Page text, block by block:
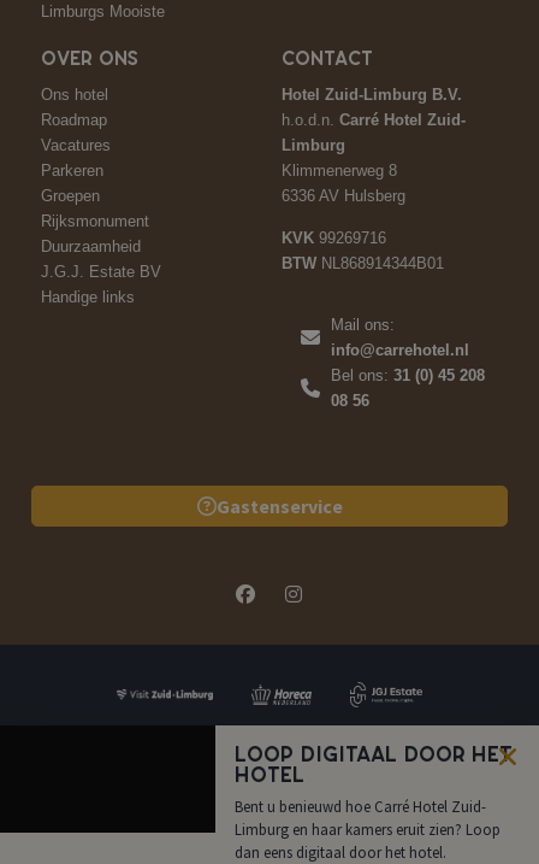
Limburgs Mooiste
OVER ONS
Ons hotel
Roadmap
Vacatures
Parkeren
Groepen
Rijksmonument
Duurzaamheid
J.G.J. Estate BV
Handige links
CONTACT
Hotel Zuid-Limburg B.V.
h.o.d.n. Carré Hotel Zuid-
Limburg
Klimmenerweg 8
6336 AV Hulsberg
KVK 99269716
BTW NL868914344B01
Mail ons:
info@carrehotel.nl
Bel ons: 31 (0) 45 208
08 56
Gastenservice
Offerte Boek nu Bel ons
Loop digitaal door het
hotel
Bent u benieuwd hoe Carré Hotel Zuid-
Limburg en haar kamers eruit zien? Loop
dan eens digitaal door het hotel.